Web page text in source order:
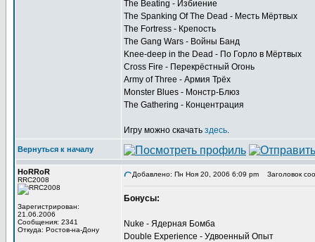
The Beating - Избиение
The Spanking Of The Dead - Месть Мёртвых
The Fortress - Крепость
The Gang Wars - Войны Банд
Knee-deep in the Dead - По Горло в Мёртвых
Cross Fire - Перекрёстный Огонь
Army of Three - Армия Трёх
Monster Blues - Монстр-Блюз
The Gathering - Концентрация
Игру можно скачать здесь.
Вернуться к началу
HoRRoR
RRC2008
Зарегистрирован:
21.06.2006
Сообщения: 2341
Откуда: Ростов-на-Дону
Добавлено: Пн Ноя 20, 2006 6:09 pm Заголовок
Бонусы:
Nuke - Ядерная Бомба
Double Experience - Удвоенный Опыт